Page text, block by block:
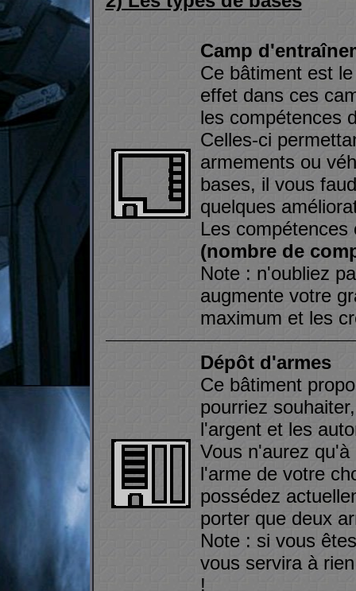
Camp
Ce bâtiment est
effet dans ces
les compétences
Celles-ci
armements ou
bases, il vous
quelques
Les
(nombre de
Note : n'oubliez
augmente votre
maximum et les
Dépôt d'armes
Ce bâtiment
pourriez
l'argent et les
Vous n'aurez
l'arme de votre
possédez
porter que deux
Note : si vous
vous servira à
!